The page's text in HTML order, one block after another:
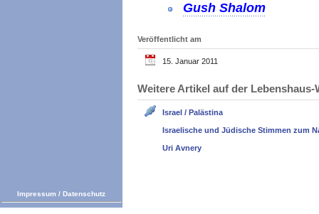
Gush Shalom
Veröffentlicht am
15. Januar 2011
Weitere Artikel auf der
Israel / Palästina
Israelische und Jüdische Stimmen zum
Uri Avnery
Impressum / Datenschutz